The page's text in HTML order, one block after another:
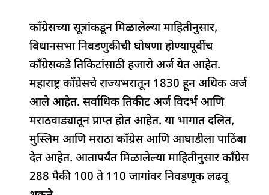
काँग्रेसच्या सूत्रांकडून मिळालेल्या माहितीनुसार,
विधानसभा निवडणुकीची घोषणा होण्यापूर्वीच
काँग्रेसकडे तिकिटांसाठी हजारो अर्ज येत आहेत.
महाराष्ट्र काँग्रेसचे राज्यभरातून 1830 हून अधिक अर्ज
आले आहेत. सर्वाधिक तिकीट अर्ज विदर्भ आणि
मराठवाड्यातून प्राप्त होत आहेत. या भागात दलित,
मुस्लिम आणि मराठा काँग्रेस आणि आघाडीला पाठिंबा
देत आहेत. आतापर्यंत मिळालेल्या माहितीनुसार काँग्रेस
288 पैकी 100 ते 110 जागांवर निवडणूक लढवू